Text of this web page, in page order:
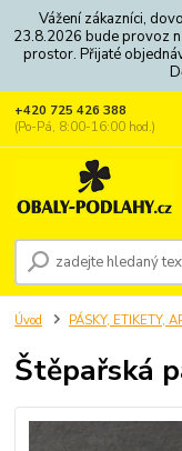
Vážení zákazníci,
23.8.2026 bude provoz
prostor. Přijaté
+420 725 426 388
(Po-Pá, 8:00-16:00 hod.)
Úvod PÁSKY, ETIKETY,
Štěpařská